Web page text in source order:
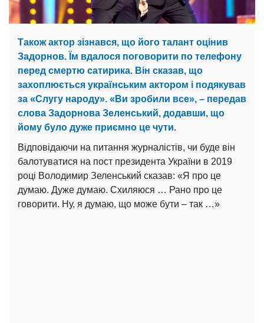
Також актор зізнався, що його талант оцінив
Задорнов. Їм вдалося поговорити по телефону
перед смертю сатирика. Він сказав, що
захоплюється українським актором і подякував
за «Слугу народу». «Ви зробили все», – передав
слова Задорнова Зеленський, додавши, що
йому було дуже приємно це чути.
Відповідаючи на питання журналістів, чи буде він
балотуватися на пост президента України в 2019
році Володимир Зеленський сказав: «Я про це
думаю. Дуже думаю. Схиляюся … Рано про це
говорити. Ну, я думаю, що може бути – так …»